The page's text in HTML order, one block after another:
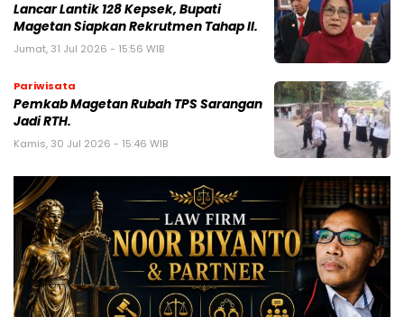
Lancar Lantik 128 Kepsek, Bupati
Magetan Siapkan Rekrutmen Tahap II.
Jumat, 31 Jul 2026 - 15:56 WIB
Pariwisata
Pemkab Magetan Rubah TPS Sarangan
Jadi RTH.
Kamis, 30 Jul 2026 - 15:46 WIB